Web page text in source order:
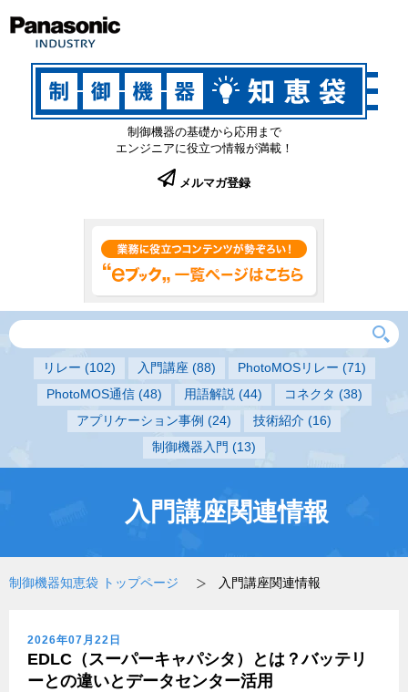
制御機器の基礎から応用まで
エンジニアに役立つ情報が満載！
メルマガ登録
リレー (102) 入門講座 (88) PhotoMOSリレー (71)
PhotoMOS通信 (48) 用語解説 (44) コネクタ (38)
アプリケーション事例 (24) 技術紹介 (16)
制御機器入門 (13)
入門講座関連情報
制御機器知恵袋 トップページ 入門講座関連情報
2026年07月22日
EDLC（スーパーキャパシタ）とは？バッテリ
ーとの違いとデータセンター活用